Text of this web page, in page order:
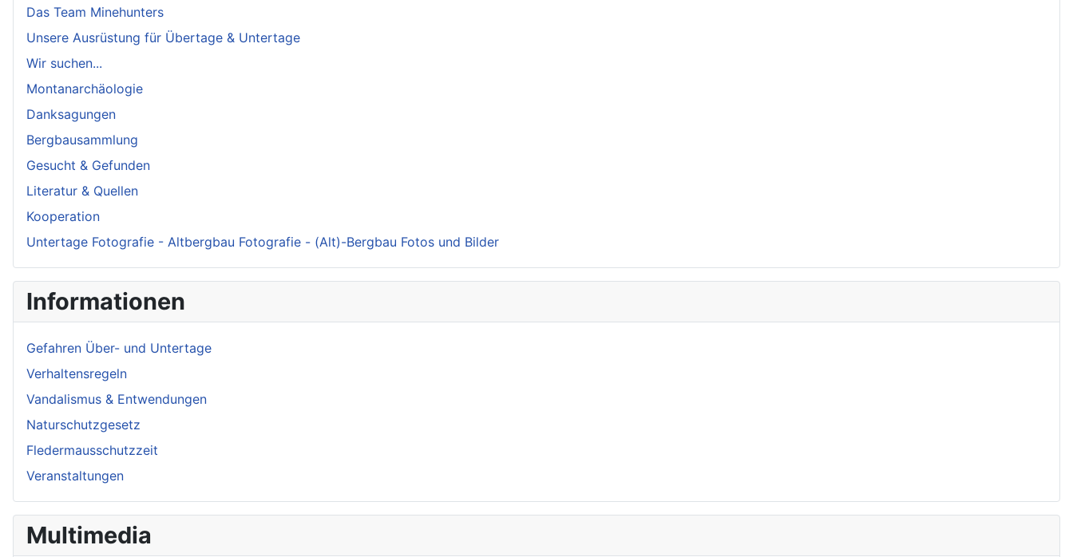
Das Team Minehunters
Unsere Ausrüstung für Übertage & Untertage
Wir suchen...
Montanarchäologie
Danksagungen
Bergbausammlung
Gesucht & Gefunden
Literatur & Quellen
Kooperation
Untertage Fotografie - Altbergbau Fotografie - (Alt)-Bergbau Fotos und Bilder
Informationen
Gefahren Über- und Untertage
Verhaltensregeln
Vandalismus & Entwendungen
Naturschutzgesetz
Fledermausschutzzeit
Veranstaltungen
Multimedia